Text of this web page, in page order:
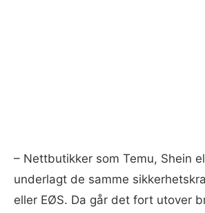
– Nettbutikker som Temu, Shein
underlagt de samme
eller EØS. Da går det fort utover